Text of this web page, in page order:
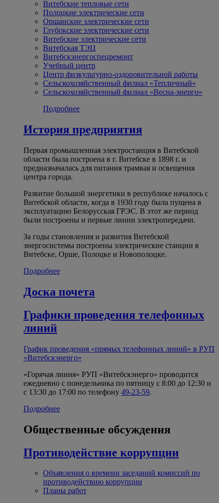
Витебские тепловые сети
Полоцкие электрические сети
Оршанские электрические сети
Глубокские электрические сети
Витебские электрические сети
Витебская ТЭЦ
Витебскэнергоспецремонт
Учебный центр
Центр физкультурно-оздоровительной работы
Сельскохозяйственный филиал «Тепличный»
Сельскохозяйственный филиал «Весна-энерго»
Подробнее
История предприятия
Первая промышленная электростанция в Витебской
области была построена в г. Витебске в 1898 г. и
предназначалась для питания трамвая и освещения
центра города.
Развитие большой энергетики в республике началось с
Витебской области, когда в 1930 году была пущена в
эксплуатацию Белорусская ГРЭС. В этот же период
были построены и первые линии электропередачи.
За годы становления и развития Витебской
энергосистемы построены электрические станции в
Витебске, Орше, Полоцке и Новополоцке.
Подробнее
Доска почета
Графики проведения телефонных
линий
График проведения «прямых телефонных линий» в РУП
«Витебскэнерго»
«Горячая линия» РУП «Витебскэнерго» проводится
ежедневно с понедельника по пятницу с 8:00 до 12:30 и
с 13:30 до 17:00 по телефону 49-23-59.
Подробнее
Общественные обсуждения
Противодействие коррупции
Объявления о времени заседаний комиссий по
противодействию коррупции
Планы работ